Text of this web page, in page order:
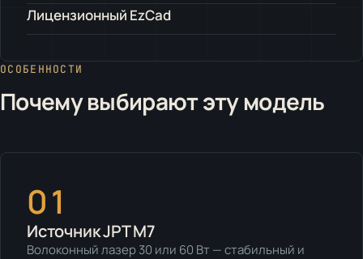
Лицензионный EzCad
ОСОБЕННОСТИ
Почему выбирают эту модель
01
Источник JPT M7
Волоконный лазер 30 или 60 Вт — стабильный и